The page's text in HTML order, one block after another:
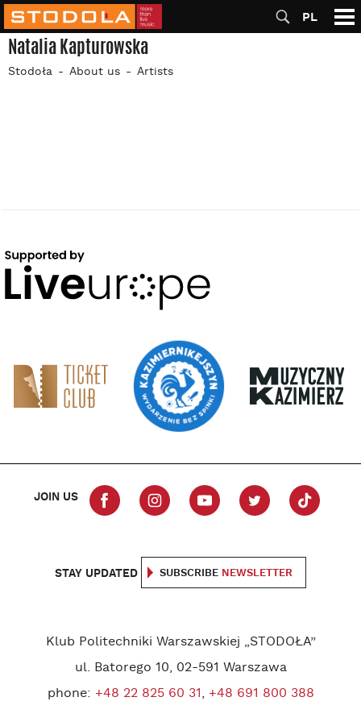
PL
Natalia Kapturowska
Stodoła About us Artists
JOIN US
STAY UPDATED SUBSCRIBE NEWSLETTER
Klub Politechniki Warszawskiej „STODOŁA”
ul. Batorego 10, 02-591 Warszawa
phone: +48 22 825 60 31, +48 691 800 388